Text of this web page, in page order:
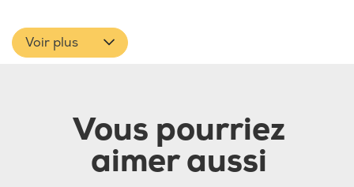
Voir plus
Vous pourriez
aimer aussi